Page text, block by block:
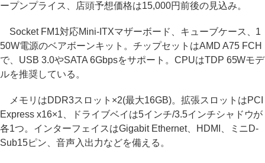
ープンプライス、店頭予想価格は15,000円前後の見込み。
Socket FM1対応Mini-ITXマザーボード、キューブケース、1
50W電源のベアボーンキット。チップセットはAMD A75 FCH
で、USB 3.0やSATA 6Gbpsをサポート。CPUはTDP 65Wモデ
ルを推奨している。
メモリはDDR3スロット×2(最大16GB)。拡張スロットはPCI
Express x16×1、ドライブベイは5インチ/3.5インチシャドウが
各1つ。インターフェイスはGigabit Ethernet、HDMI、ミニD-
Sub15ピン、音声入出力などを備える。